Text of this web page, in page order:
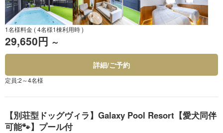
1名様料金 ( 4名様1棟利用時 )
29,650円 ～
詳細/ご予約
定員:2～4名様
【別荘型ドッグヴィラ】Galaxy Pool Resort【愛犬同伴
可能🐾】プール付